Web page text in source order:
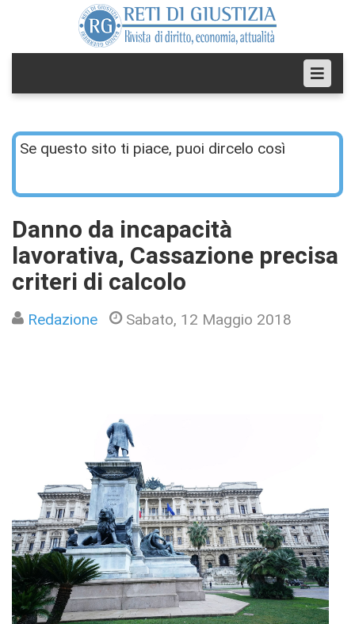
Se questo sito ti piace, puoi dircelo così
Danno da incapacità
lavorativa, Cassazione precisa
criteri di calcolo
Redazione Sabato, 12 Maggio 2018